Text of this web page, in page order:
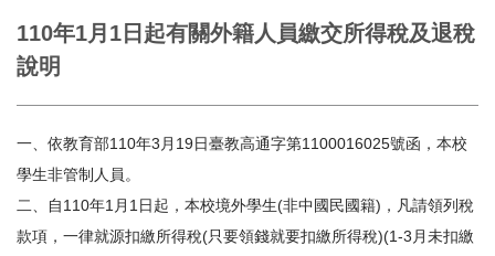
110年1月1日起有關外籍人員繳交所得稅及退稅
說明
一、依教育部110年3月19日臺教高通字第1100016025號函，本校
學生非管制人員。
二、自110年1月1日起，本校境外學生(非中國民國籍)，凡請領列稅
款項，一律就源扣繳所得稅(只要領錢就要扣繳所得稅)(1-3月未扣繳